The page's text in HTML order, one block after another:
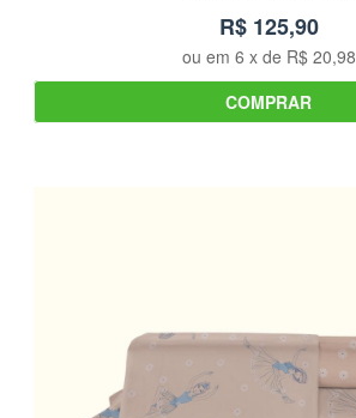
R$ 125,90
ou em 6 x de R$ 20,98
COMPRAR